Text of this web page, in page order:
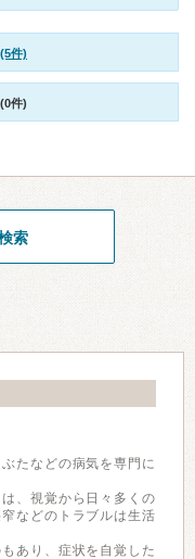
件)
件)
索
たなどの病気を専門に
、視覚から日々多くの
などのトラブルは生活
あり、症状を自覚した